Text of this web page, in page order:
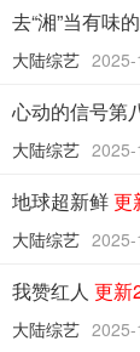
去“湘”当有味
大陆综艺
心动的信号第
大陆综艺
地球超新鲜更
大陆综艺
我赞红人 更新
大陆综艺